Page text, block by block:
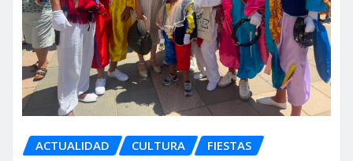
ACTUALIDAD CULTURA FIESTAS